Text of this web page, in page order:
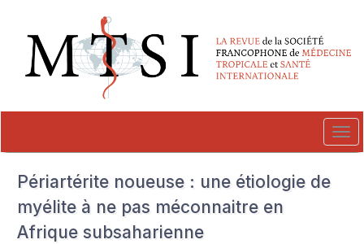
##plugins.themes.novelty.accessible_menu.main_navigation##
##plugins.themes.novelty.accessible_menu.main_content##
##plugins.themes.novelty.accessible_menu.sidebar##
Périartérite noueuse : une étiologie de
myélite à ne pas méconnaitre en
Afrique subsaharienne